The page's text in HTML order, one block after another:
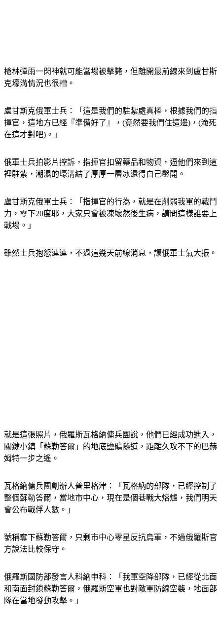
槍林彈雨一閃神就可能當場被擊斃，但離開最前線來到盧甘斯
克壕溝情況也很糟。
盧甘斯克俄軍士兵：「這是我們的駐紮處真棒，根據我們的指
揮官，這地方已經『準備好了』，(竟然要我們住這邊)，(淹死
在這才對吧)。」
俄軍士兵拍影片控訴，指揮官扣留藥品和物資，逼他們來到這
裡駐紮，潮濕的壕溝結了厚厚一層冰還得自己鑿開。
盧甘斯克俄軍士兵：「指揮官的行為，就是在削弱我軍的戰鬥
力，零下20度耶，大家只會被凍壞然後生病，請問這樣誰要上
戰場。」
雖然士兵抱怨連連，不過這幾天前線消息，讓俄軍士氣大振。
就是這張照片，俄羅斯瓦格納傭兵團說，他們已經成功進入，
關鍵小鎮「蘇勒答爾」的地底鹽礦隧道，距離久攻不下的巴赫
姆特一步之遙。
瓦格納傭兵團創辦人普里格津：「瓦格納的部隊，已經控制了
整個蘇勒答爾，當地市中心，現在是個巷戰大熔爐，我們明天
會公布戰俘人數。」
號稱奪下蘇勒答爾，只剩市中心零星反抗烏軍，不過俄羅斯官
方說法比較保守。
俄羅斯國防部發言人科納申科：「我軍空降部隊，已經從北面
和南面封鎖蘇勒答爾，俄羅斯空軍也對敵軍防線空襲，地面部
隊在當地發動攻擊。」